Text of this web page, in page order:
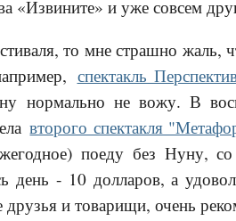
«Извините» и уже совсем
то мне страшно жаль,
спектакль
нормально не вожу. В
второго спектакля
поеду без Нуну,
день - 10 долларов, а
друзья и товарищи, очень